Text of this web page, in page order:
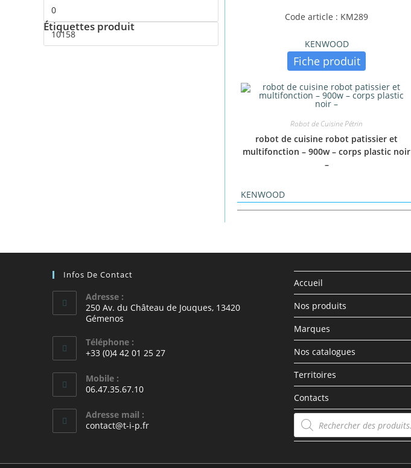
Code article : KM289
KENWOOD
Fiche produit
Robot de Cuisine Pétrin
robot de cuisine robot patissier et
multifonction – 900w – corps plastic noir
–
KENWOOD
Étiquettes produit
Infos De Contact
Adresse :
250 Av. du Château de Jouques, 13420
Gémenos
Téléphone :
+33 (0)4 42 01 25 27
Mobile :
06.47.35.67.10
Adresse mail :
contact@t-i-p.fr
Accueil
Nos produits
Marques
Nos catalogues
Territoires
Contacts
Recherche
de
produits